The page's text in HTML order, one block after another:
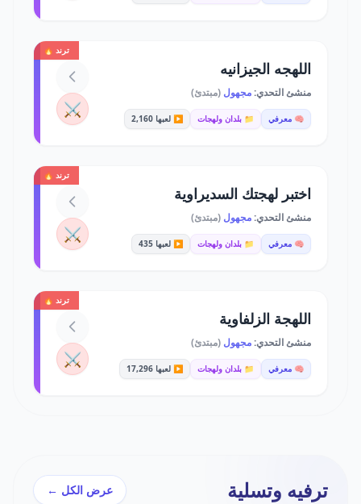
ترند 🔥
اللهجه الجيزانيه
منشئ التحدي:مجهول (مبتدئ)
🧠 معرفي 📁 بلدان ولهجات ▶️ لعبها 2,160 ⚔️
ترند 🔥
اختبر لهجتك السديراوية
منشئ التحدي:مجهول (مبتدئ)
🧠 معرفي 📁 بلدان ولهجات ▶️ لعبها 435 ⚔️
ترند 🔥
اللهجة الزلفاوية
منشئ التحدي:مجهول (مبتدئ)
🧠 معرفي 📁 بلدان ولهجات ▶️ لعبها 17,296 ⚔️
ترفيه وتسلية عرض الكل ←